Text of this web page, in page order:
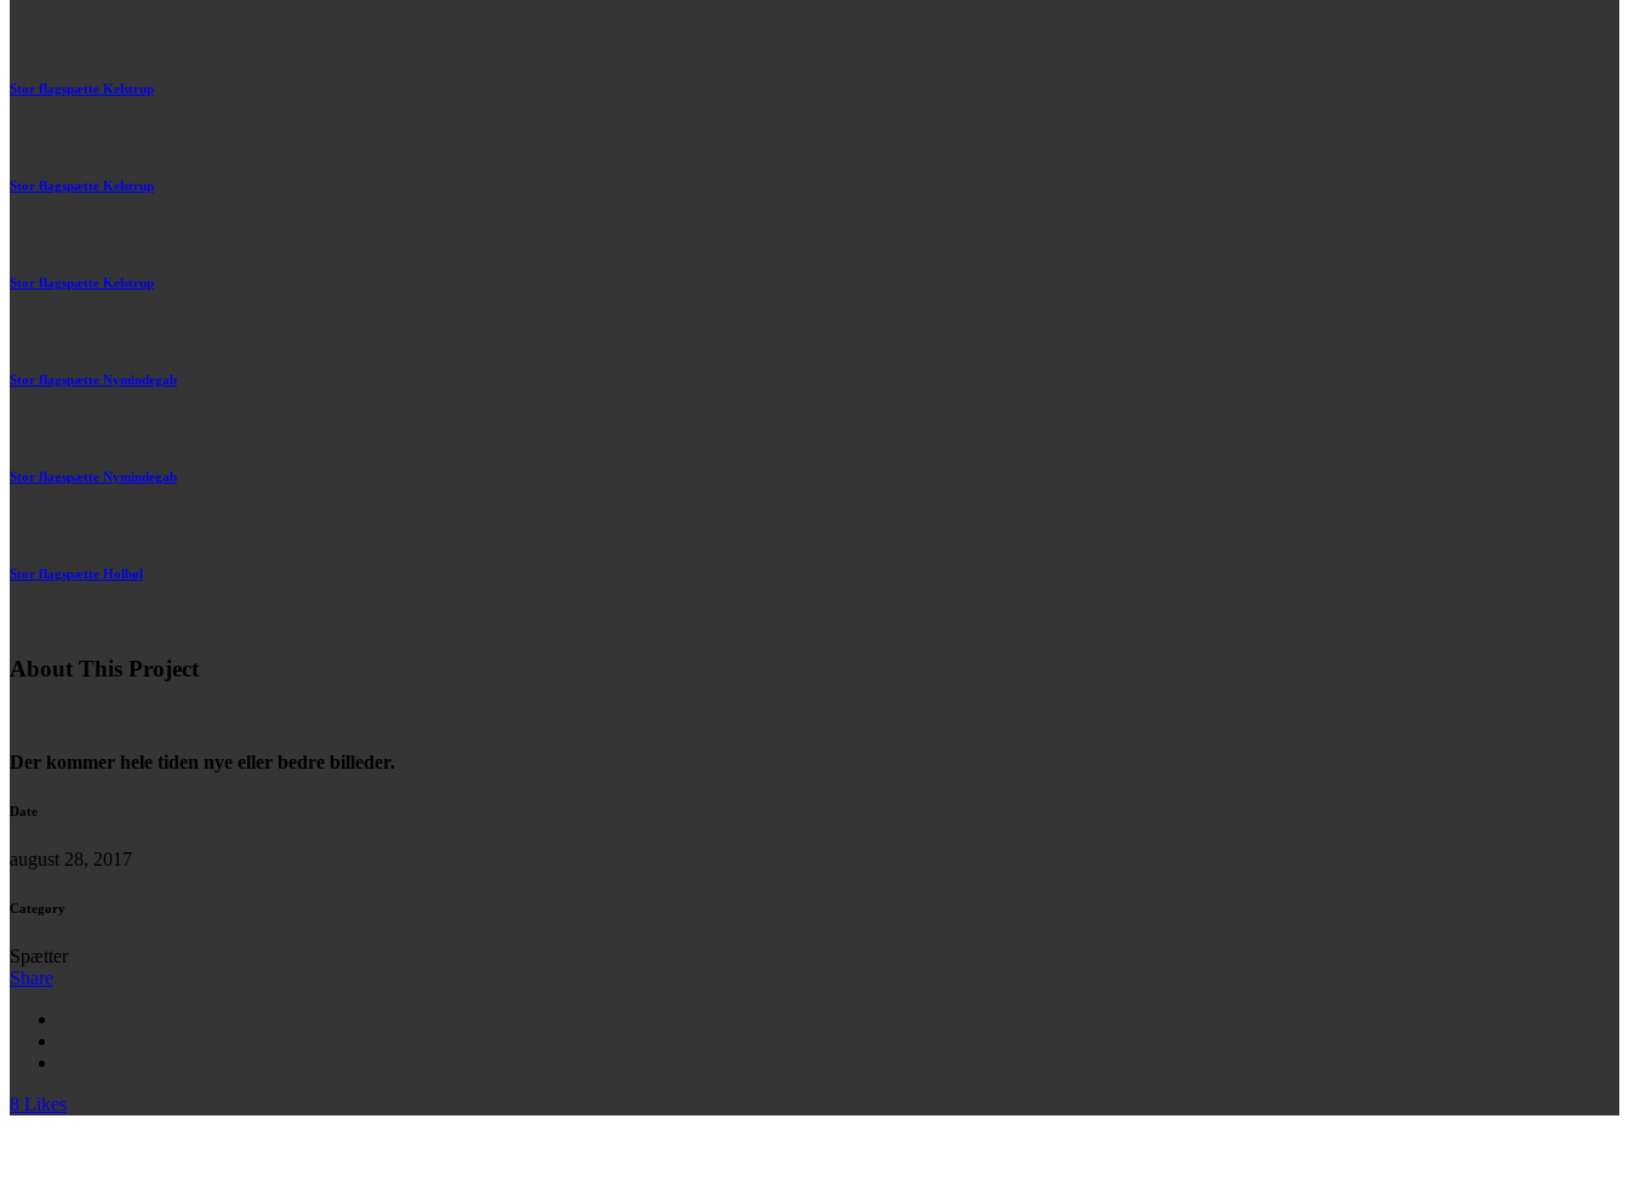
Stor flagspætte Kelstrup
Stor flagspætte Kelstrup
Stor flagspætte Kelstrup
Stor flagspætte Nymindegab
Stor flagspætte Nymindegab
Stor flagspætte Holbøl
About This Project
Der kommer hele tiden nye eller bedre billeder.
Date
august 28, 2017
Category
Spætter
Share
8 Likes